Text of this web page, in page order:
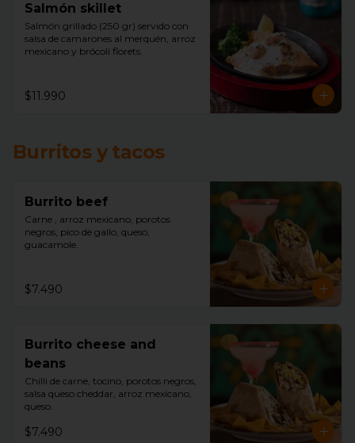
Salmón skillet
Salmón grillado (250 gr) servido con
salsa de camarones al merquén, arroz
mexicano y brócoli florets.
$11.990
Burritos y tacos
Burrito beef
Carne , arroz mexicano, porotos
negros, pico de gallo, queso,
guacamole.
$7.490
Burrito cheese and
beans
Chilli de carne, tocino, porotos negros,
salsa queso cheddar, arroz mexicano,
queso.
$7.490